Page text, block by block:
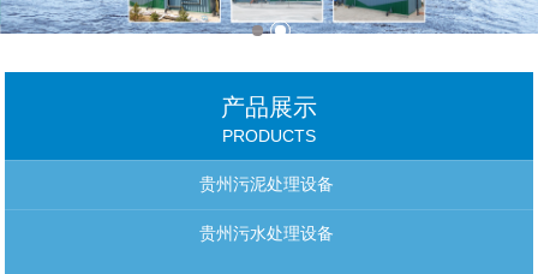
产品展示
PRODUCTS
贵州污泥处理设备
贵州污水处理设备